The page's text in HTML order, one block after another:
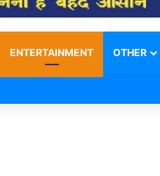
ENTERTAINMENT OTHER